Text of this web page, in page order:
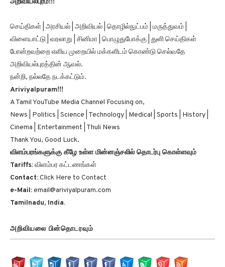
செய்திகள் | அரசியல் | அறிவியல் | தொழில்நுட்பம் | மருத்துவம் |
விளையாட்டு | வரலாறு | சினிமா | பொழுதுபோக்கு | துளி செய்திகள்
போன்றவற்றை எளிய முறையில் மக்களிடம் கொண்டு செல்வதே
அறிவியல்புரத்தின் ஆவல்.
நன்றி, நல்லதே நடக்கட்டும்.
Ariviyalpuram!!!
A Tamil YouTube Media Channel Focusing on,
News | Politics | Science | Technology | Medical | Sports | History |
Cinema | Entertainment | Thuli News
Thank You, Good Luck.
விளம்பரங்களுக்கு கீழே உள்ள மின்னஞ்சலில் தொடர்பு கொள்ளவும்
Tariffs:விளம்பர கட்டணங்கள்
Contact:Click Here to Contact
e-Mail:email@ariviyalpuram.com
Tamilnadu, India.
அறிவியலை பின்தொடரவும்